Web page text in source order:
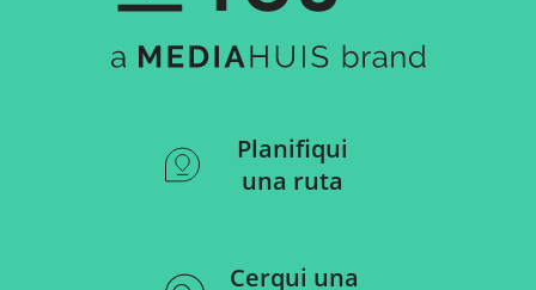
Planifiqui
una ruta
Cerqui una